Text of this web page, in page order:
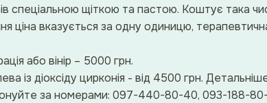
спеціальною щіткою та пастою. Коштує така
ціна вказується за одну одиницю,
або вінір – 5000 грн.
із діоксіду цирконія - від 4500 грн.
за номерами: 097-440-80-40, 093-188-